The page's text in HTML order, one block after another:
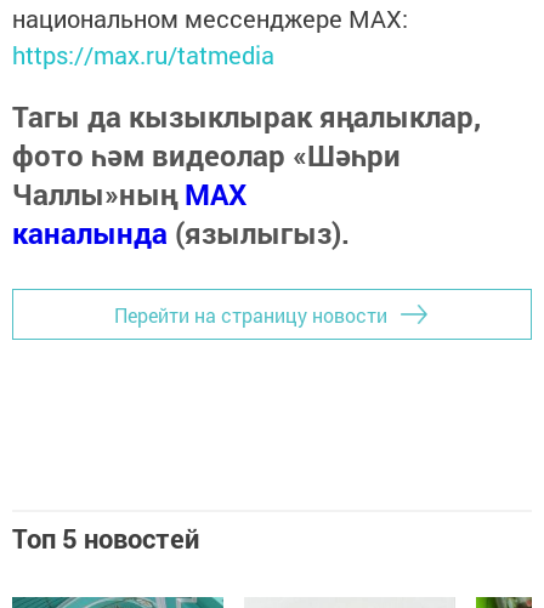
национальном мессенджере MАХ:
https://max.ru/tatmedia
Тагы да кызыклырак яңалыклар,
фото һәм видеолар «Шәһри
Чаллы»ныңMAX
каналында (язылыгыз).
Перейти на страницу новости
Топ 5 новостей